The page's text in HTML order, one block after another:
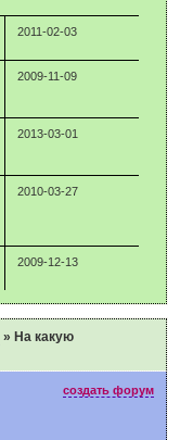
2011-02-03
2009-11-09
2013-03-01
2010-03-27
2009-12-13
» На какую
создать форум